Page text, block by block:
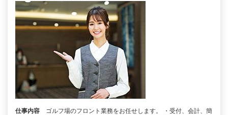
仕事内容
ゴルフ場のフロント業務をお任せします。 ・受付、会計、簡